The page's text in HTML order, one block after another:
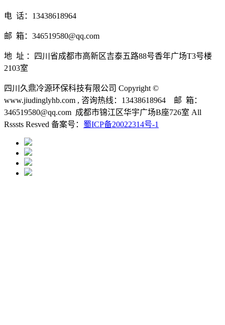
电 话：13438618964
邮 箱：346519580@qq.com
地 址 ：四川省成都市高新区吉泰五路88号香年广场T3号楼
2103室
四川久鼎冷源环保科技有限公司 Copyright ©
www.jiudinglyhb.com , 咨询热线：13438618964 邮 箱：
346519580@qq.com 成都市锦江区华宇广场B座726室 All
Rsssts Resved 备案号： 蜀ICP备20022314号-1